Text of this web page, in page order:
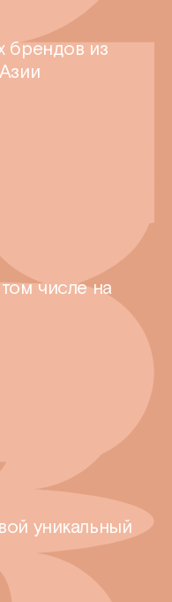
брендов из
числе на
уникальный